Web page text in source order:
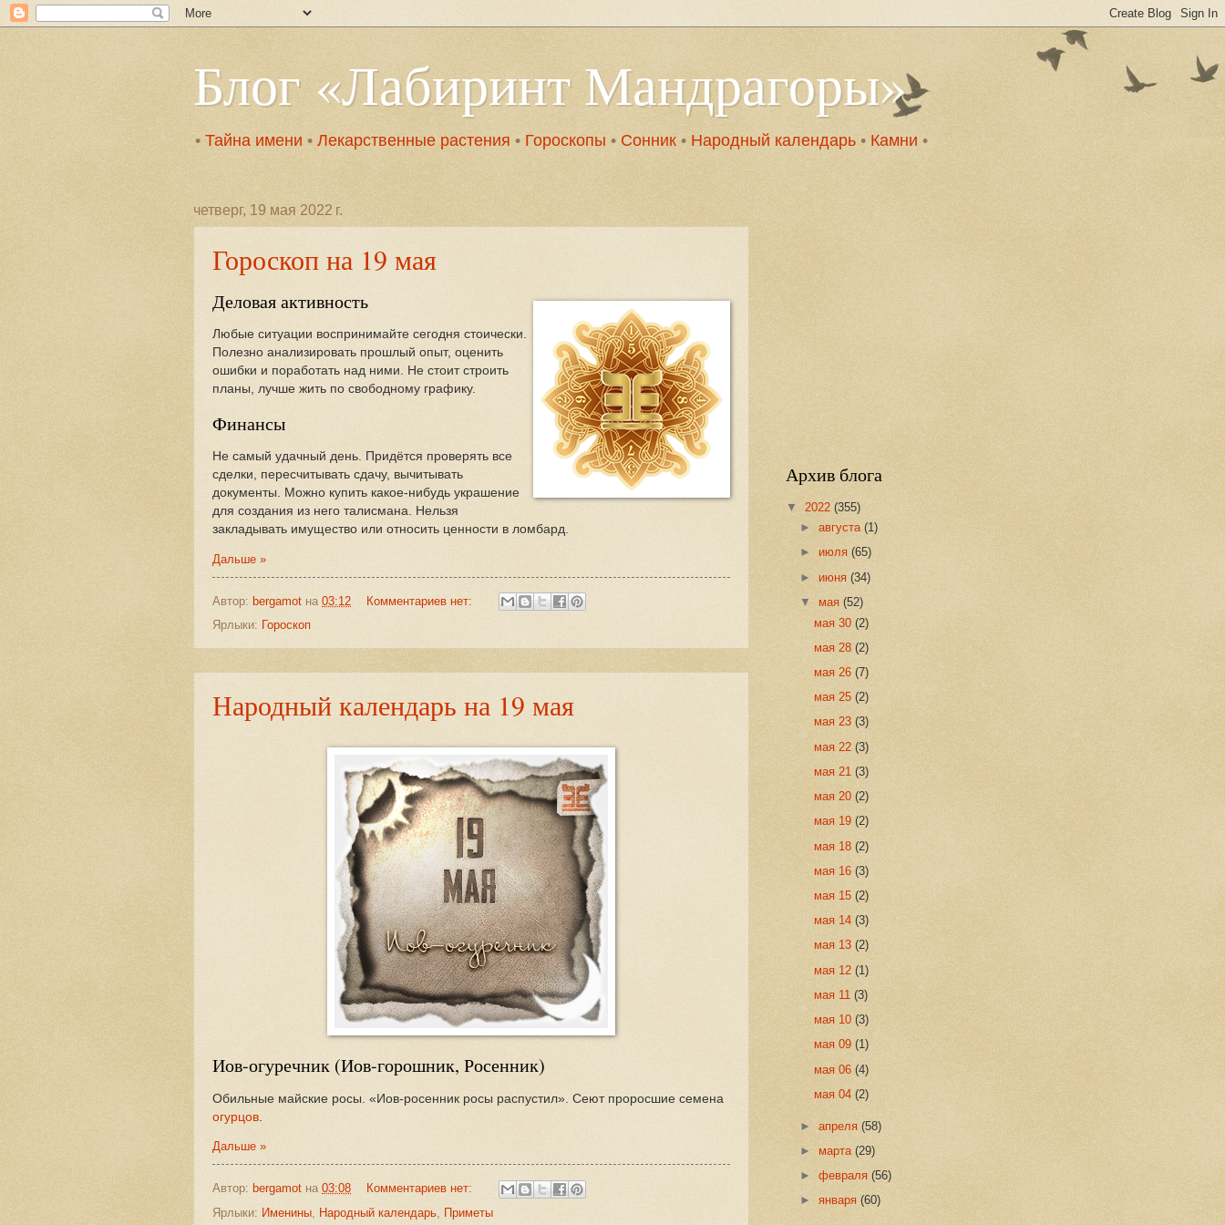
Блог «Лабиринт Мандрагоры»
• Тайна имени • Лекарственные растения • Гороскопы • Сонник • Народный календарь • Камни •
четверг, 19 мая 2022 г.
Гороскоп на 19 мая
Деловая активность
Любые ситуации воспринимайте сегодня стоически.
Полезно анализировать прошлый опыт, оценить
ошибки и поработать над ними. Не стоит строить
планы, лучше жить по свободному графику.
Финансы
Не самый удачный день. Придётся проверять все
сделки, пересчитывать сдачу, вычитывать
документы. Можно купить какое-нибудь украшение
для создания из него талисмана. Нельзя
закладывать имущество или относить ценности в ломбард.
Дальше »
Автор: bergamot на 03:12
Комментариев нет:
Ярлыки: Гороскоп
Народный календарь на 19 мая
Иов-огуречник (Иов-горошник, Росенник)
Обильные майские росы. «Иов-росенник росы распустил». Сеют проросшие семена
огурцов
Дальше »
Автор: bergamot на 03:08
Комментариев нет:
Ярлыки: Именины Народный календарь Приметы
Архив блога
▼ 2022 (355)
►августа(1)
►июля(65)
►июня(34)
▼ мая(52)
мая 30 (2)
мая 28 (2)
мая 26 (7)
мая 25 (2)
мая 23 (3)
мая 22 (3)
мая 21 (3)
мая 20 (2)
мая 19 (2)
мая 18 (2)
мая 16 (3)
мая 15 (2)
мая 14 (3)
мая 13 (2)
мая 12 (1)
мая 11 (3)
мая 10 (3)
мая 09 (1)
мая 06 (4)
мая 04 (2)
►апреля(58)
►марта(29)
►февраля(56)
►января(60)